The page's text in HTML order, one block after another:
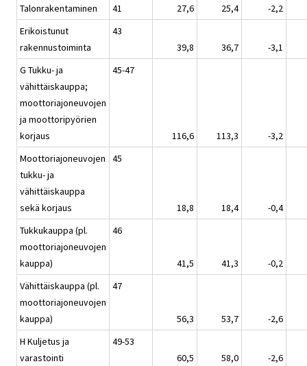
Talonrakentaminen
41 27,6 25,4
-2,2
Erikoistunut
rakennustoiminta
43
39,8
36,7
-3,1
G Tukku- ja
vähittäiskauppa;
moottoriajoneuvojen
ja moottoripyörien
korjaus
45-47
116,6 113,3
-3,2
Moottoriajoneuvojen
tukku- ja
vähittäiskauppa
sekä korjaus
45
18,8 18,4
-0,4
Tukkukauppa (pl.
moottoriajoneuvojen
kauppa)
46
41,5 41,3
-0,2
Vähittäiskauppa (pl.
moottoriajoneuvojen
kauppa)
47
56,3 53,7
-2,6
H Kuljetus ja
varastointi
49-53
60,5
58,0
-2,6